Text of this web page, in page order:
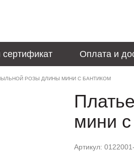
Оплата и
РОЗЫ ДЛИНЫ МИНИ С БАНТИКОМ
мини
Артикул: